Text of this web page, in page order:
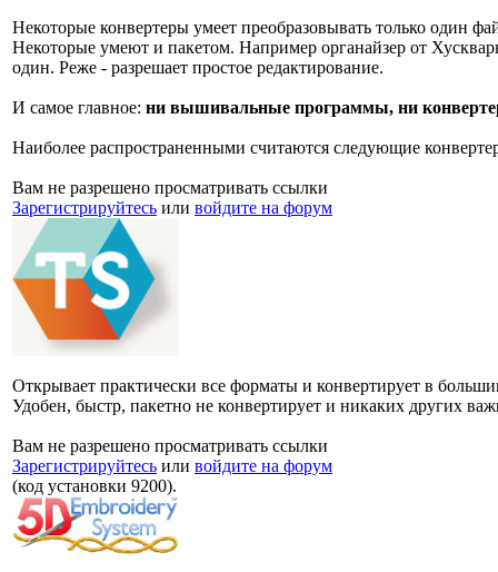
Некоторые конвертеры умеет преобразовывать только один
Некоторые умеют и пакетом. Например органайзер от
один. Реже - разрешает простое редактирование.
И самое главное: ни вышивальные программы, ни
Наиболее распространенными считаются следующие
Вам не разрешено просматривать ссылки
Зарегистрируйтесь или войдите на форум
Открывает практически все форматы и конвертирует в
Удобен, быстр, пакетно не конвертирует и никаких других
Вам не разрешено просматривать ссылки
Зарегистрируйтесь или войдите на форум
(код установки 9200).